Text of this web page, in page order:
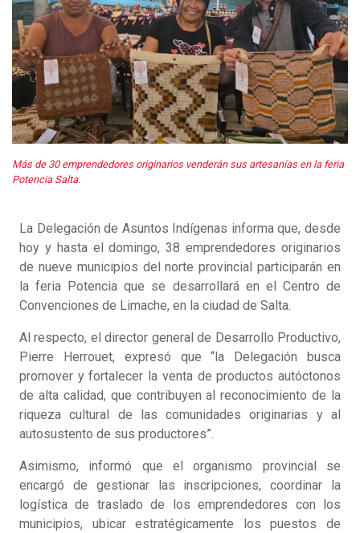
Más de 30 emprendedores originarios venderán sus artesanías en la feria
Potencia Salta.
La Delegación de Asuntos Indígenas informa que, desde
hoy y hasta el domingo, 38 emprendedores originarios
de nueve municipios del norte provincial participarán en
la feria Potencia que se desarrollará en el Centro de
Convenciones de Limache, en la ciudad de Salta.
Al respecto, el director general de Desarrollo Productivo,
Pierre Herrouet, expresó que “la Delegación busca
promover y fortalecer la venta de productos autóctonos
de alta calidad, que contribuyen al reconocimiento de la
riqueza cultural de las comunidades originarias y al
autosustento de sus productores”.
Asimismo, informó que el organismo provincial se
encargó de gestionar las inscripciones, coordinar la
logística de traslado de los emprendedores con los
municipios, ubicar estratégicamente los puestos de